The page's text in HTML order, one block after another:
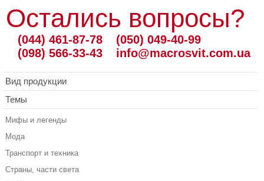
Остались вопросы?
(044) 461-87-78
(098) 566-33-43
(050) 049-40-99
info@macrosvit.com.ua
Вид продукции
Темы
Мифы и легенды
Мода
Транспорт и техника
Страны, части света